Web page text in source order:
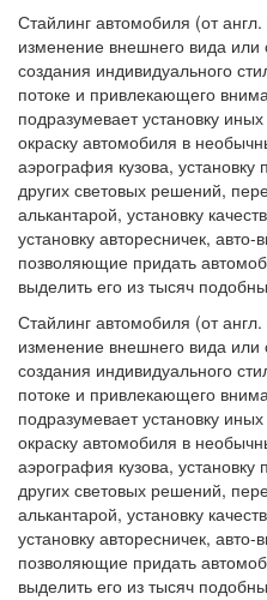
Стайлинг автомобиля (от
изменение внешнего вида
создания индивидуального
потоке и привлекающего
подразумевает установку
окраску автомобиля в
аэрография кузова,
других световых решений,
алькантарой, установку
установку авторесничек,
позволяющие придать
выделить его из тысяч
Стайлинг автомобиля (от
изменение внешнего вида
создания индивидуального
потоке и привлекающего
подразумевает установку
окраску автомобиля в
аэрография кузова,
других световых решений,
алькантарой, установку
установку авторесничек,
позволяющие придать
выделить его из тысяч